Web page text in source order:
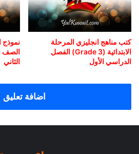
كتب مناهج انجليزي المرحلة
الابتدائية (Grade 3) الفصل
الدراسي الأول
نموذج
الصف
الثاني
اضافة تعليق